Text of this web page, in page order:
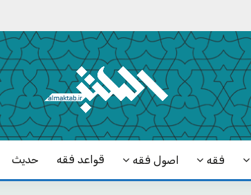
فقه اصول فقه قواعد فقه حدیث